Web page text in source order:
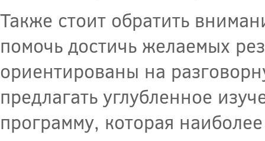
Также стоит обратить
помочь достичь желаемых
ориентированы на
предлагать углубленное
программу, которая